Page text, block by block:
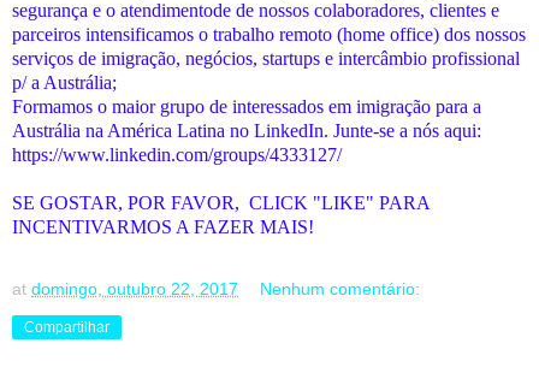
segurança e o atendimentode de nossos colaboradores, clientes e
parceiros intensificamos o trabalho remoto (home office) dos nossos
serviços de imigração, negócios, startups e intercâmbio profissional
p/ a Austrália;
Formamos o maior grupo de interessados em imigração para a
Austrália na América Latina no LinkedIn. Junte-se a nós aqui:
https://www.linkedin.com/groups/4333127/
SE GOSTAR, POR FAVOR, CLICK "LIKE" PARA
INCENTIVARMOS A FAZER MAIS!
at domingo, outubro 22, 2017 Nenhum comentário:
Compartilhar